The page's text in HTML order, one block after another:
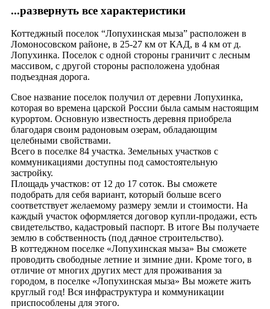
...развернуть все характеристики
Коттеджный поселок “Лопухинская мыза” расположен в
Ломоносовском районе, в 25-27 км от КАД, в 4 км от д.
Лопухинка. Поселок с одной стороны граничит с лесным
массивом, с другой стороны расположена удобная
подъездная дорога.
Свое название поселок получил от деревни Лопухинка,
которая во времена царской России была самым настоящим
курортом. Основную известность деревня приобрела
благодаря своим радоновым озерам, обладающим
целебными свойствами.
Всего в поселке 84 участка. Земельных участков с
коммуникациями доступны под самостоятельную
застройку.
Площадь участков: от 12 до 17 соток. Вы сможете
подобрать для себя вариант, который больше всего
соответствует желаемому размеру земли и стоимости. На
каждый участок оформляется договор купли-продажи, есть
свидетельство, кадастровый паспорт. В итоге Вы получаете
землю в собственность (под дачное строительство).
В коттеджном поселке «Лопухинская мыза» Вы сможете
проводить свободные летние и зимние дни. Кроме того, в
отличие от многих других мест для проживания за
городом, в поселке «Лопухинская мыза» Вы можете жить
круглый год! Вся инфраструктура и коммуникации
приспособлены для этого.